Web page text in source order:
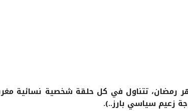
تتناول في كل حلقة شخصية نسائية
زعيم سياسي بارز..).